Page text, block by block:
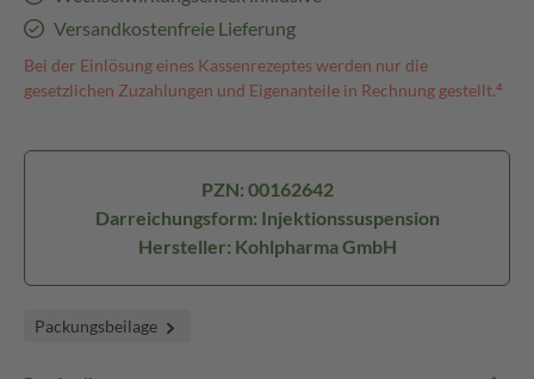
Versandkostenfreie Lieferung
Bei der Einlösung eines Kassenrezeptes werden nur die
gesetzlichen Zuzahlungen und Eigenanteile in Rechnung gestellt.⁴
PZN: 00162642
Darreichungsform: Injektionssuspension
Hersteller: Kohlpharma GmbH
Packungsbeilage